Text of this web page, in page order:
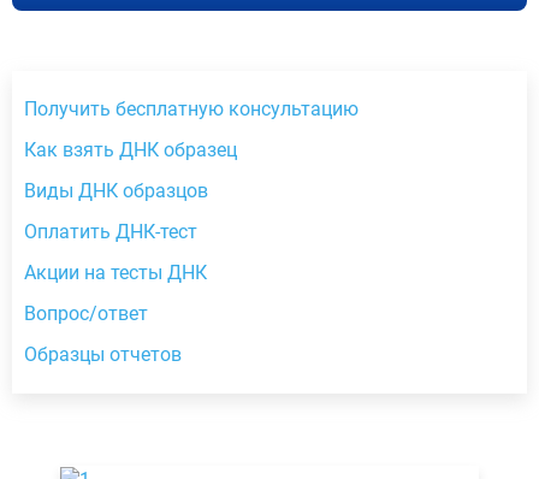
Получить бесплатную консультацию
Как взять ДНК образец
Виды ДНК образцов
Оплатить ДНК-тест
Акции на тесты ДНК
Вопрос/ответ
Образцы отчетов